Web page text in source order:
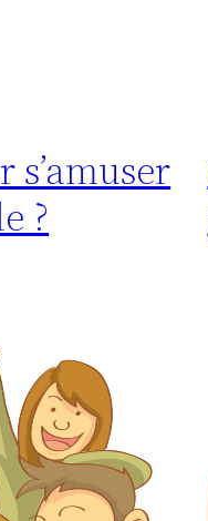
s’amuser
?